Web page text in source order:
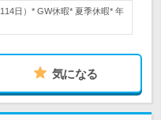
日）* GW休暇* 夏季休暇* 年
気になる